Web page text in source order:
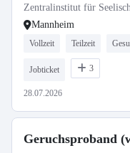
Zentralinstitut für
Mannheim
Vollzeit Teilzeit
Jobticket 3
28.07.2026
Geruchsproband